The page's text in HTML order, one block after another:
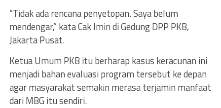
“Tidak ada rencana penyetopan. Saya belum
mendengar,” kata Cak Imin di Gedung DPP PKB,
Jakarta Pusat.
Ketua Umum PKB itu berharap kasus keracunan ini
menjadi bahan evaluasi program tersebut ke depan
agar masyarakat semakin merasa terjamin manfaat
dari MBG itu sendiri.